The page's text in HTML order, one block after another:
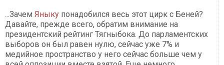
...Зачем Яныку понадобился весь этот цирк с Беней?
Давайте, прежде всего, обратим внимание на
президентский рейтинг Тягныбока. До парламентских
выборов он был равен нулю, сейчас уже 7% и
медийное пространство у него сейчас больше чем у